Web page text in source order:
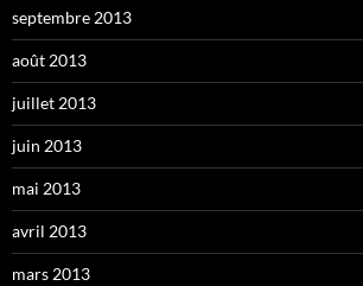
septembre 2013
août 2013
juillet 2013
juin 2013
mai 2013
avril 2013
mars 2013